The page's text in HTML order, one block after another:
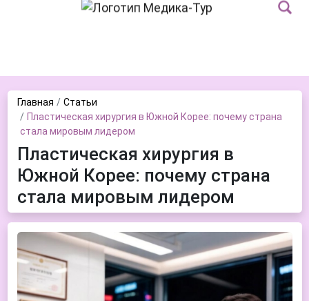
Главная
Статьи
Пластическая хирургия в Южной Корее: почему страна
стала мировым лидером
Пластическая хирургия в
Южной Корее: почему страна
стала мировым лидером